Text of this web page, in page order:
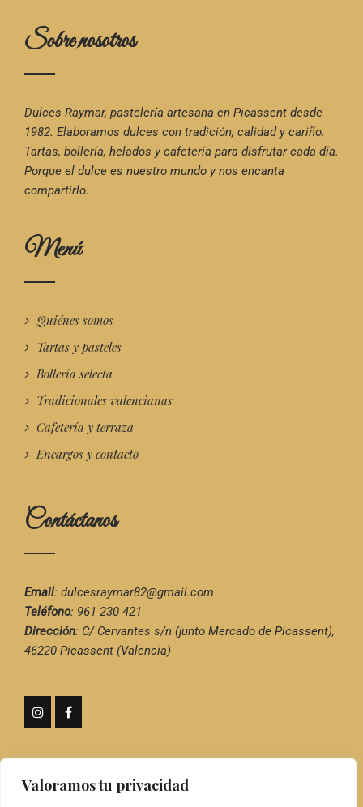
Valoramos tu privacidad
Sobre nosotros
Dulces Raymar, pastelería artesana en Picassent desde
1982. Elaboramos dulces con tradición, calidad y cariño.
Tartas, bollería, helados y cafetería para disfrutar cada día.
Porque el dulce es nuestro mundo y nos encanta
compartirlo.
Menú
Quiénes somos
Tartas y pasteles
Bollería selecta
Tradicionales valencianas
Cafetería y terraza
Encargos y contacto
Contáctanos
Email: dulcesraymar82@gmail.com
Teléfono: 961 230 421
Dirección: C/ Cervantes s/n (junto Mercado de Picassent),
46220 Picassent (Valencia)